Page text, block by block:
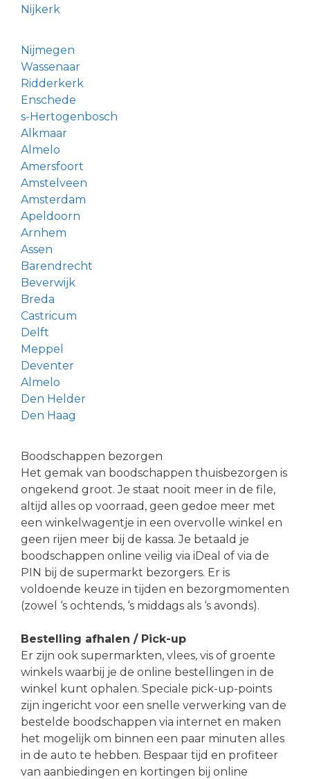
Nijkerk
Nijmegen
Wassenaar
Ridderkerk
Enschede
s-Hertogenbosch
Alkmaar
Almelo
Amersfoort
Amstelveen
Amsterdam
Apeldoorn
Arnhem
Assen
Barendrecht
Beverwijk
Breda
Castricum
Delft
Meppel
Deventer
Almelo
Den Helder
Den Haag
Boodschappen bezorgen
Het gemak van boodschappen thuisbezorgen is
ongekend groot. Je staat nooit meer in de file,
altijd alles op voorraad, geen gedoe meer met
een winkelwagentje in een overvolle winkel en
geen rijen meer bij de kassa. Je betaald je
boodschappen online veilig via iDeal of via de
PIN bij de supermarkt bezorgers. Er is
voldoende keuze in tijden en bezorgmomenten
(zowel ‘s ochtends, ‘s middags als ‘s avonds).
Bestelling afhalen / Pick-up
Er zijn ook supermarkten, vlees, vis of groente
winkels waarbij je de online bestellingen in de
winkel kunt ophalen. Speciale pick-up-points
zijn ingericht voor een snelle verwerking van de
bestelde boodschappen via internet en maken
het mogelijk om binnen een paar minuten alles
in de auto te hebben. Bespaar tijd en profiteer
van aanbiedingen en kortingen bij online